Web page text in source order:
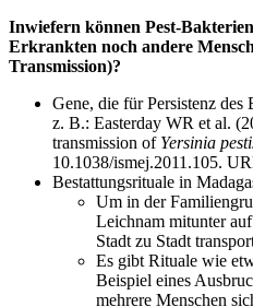
Inwiefern können Pest-
Erkrankten noch andere
Transmission)?
Gene, die für Persistenz des
z. B.: Easterday WR et al.
transmission of Yersinia
10.1038/ismej.2011.105.
Bestattungsrituale in
Um in der
Leichnam mitunter
Stadt zu Stadt
Es gibt Rituale wie
Beispiel eines
mehrere Menschen